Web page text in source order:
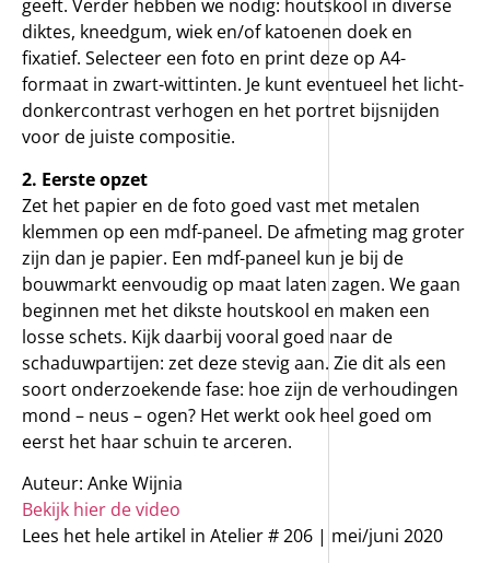
geeft. Verder hebben we nodig: houtskool in diverse
diktes, kneedgum, wiek en/of katoenen doek en
fixatief. Selecteer een foto en print deze op A4-
formaat in zwart-wittinten. Je kunt eventueel het licht-
donkercontrast verhogen en het portret bijsnijden
voor de juiste compositie.
2. Eerste opzet
Zet het papier en de foto goed vast met metalen
klemmen op een mdf-paneel. De afmeting mag groter
zijn dan je papier. Een mdf-paneel kun je bij de
bouwmarkt eenvoudig op maat laten zagen. We gaan
beginnen met het dikste houtskool en maken een
losse schets. Kijk daarbij vooral goed naar de
schaduwpartijen: zet deze stevig aan. Zie dit als een
soort onderzoekende fase: hoe zijn de verhoudingen
mond – neus – ogen? Het werkt ook heel goed om
eerst het haar schuin te arceren.
Auteur: Anke Wijnia
Bekijk hier de video
Lees het hele artikel in Atelier # 206 | mei/juni 2020